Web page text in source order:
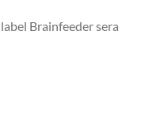
Brainfeeder sera